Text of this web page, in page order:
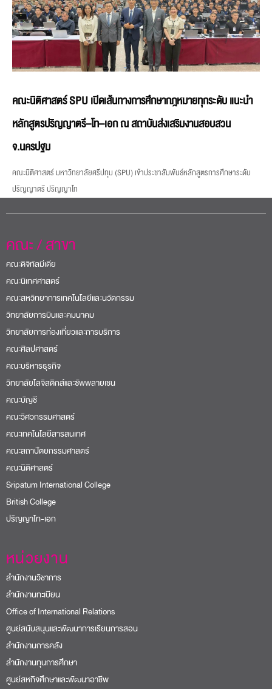
คณะนิติศาสตร์ SPU เปิดเส้นทางการศึกษากฎหมายทุกระดับ แนะนำ
หลักสูตรปริญญาตรี–โท–เอก ณ สถาบันส่งเสริมงานสอบสวน
จ.นครปฐม
คณะนิติศาสตร์ มหาวิทยาลัยศรีปทุม (SPU) เข้าประชาสัมพันธ์หลักสูตรการศึกษาระดับ
ปริญญาตรี ปริญญาโท
คณะ / สาขา
คณะดิจิทัลมีเดีย
คณะนิเทศศาสตร์
คณะสหวิทยาการเทคโนโลยีและนวัตกรรม
วิทยาลัยการบินและคมนาคม
วิทยาลัยการท่องเที่ยวและการบริการ
คณะศิลปศาสตร์
คณะบริหารธุรกิจ
วิทยาลัยโลจิสติกส์และซัพพลายเชน
คณะบัญชี
คณะวิศวกรรมศาสตร์
คณะเทคโนโลยีสารสนเทศ
คณะสถาปัตยกรรมศาสตร์
คณะนิติศาสตร์
Sripatum International College
British College
ปริญญาโท-เอก
หน่วยงาน
สำนักงานวิชาการ
สำนักงานทะเบียน
Office of International Relations
ศูนย์สนับสนุนและพัฒนาการเรียนการสอน
สำนักงานการคลัง
สำนักงานทุนการศึกษา
ศูนย์สหกิจศึกษาและพัฒนาอาชีพ